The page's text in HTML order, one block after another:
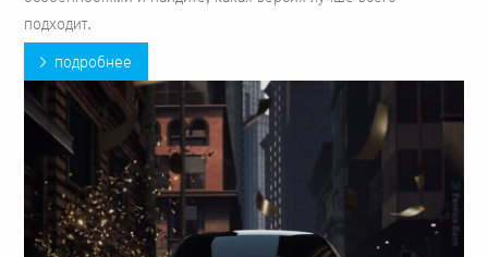
подходит.
подробнее